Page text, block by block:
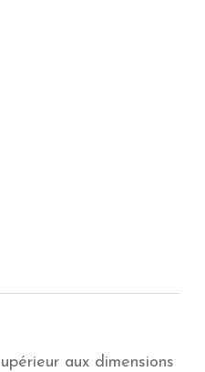
aux dimensions